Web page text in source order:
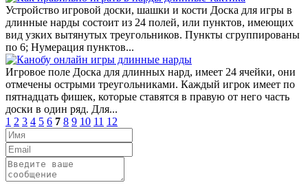
Устройство игровой доски, шашки и кости Доска для игры в
длинные нарды состоит из 24 полей, или пунктов, имеющих
вид узких вытянутых треугольников. Пункты сгруппированы
по 6; Нумерация пунктов...
Игровое поле Доска для длинных нард, имеет 24 ячейки, они
отмечены острыми треугольниками. Каждый игрок имеет по
пятнадцать фишек, которые ставятся в правую от него часть
доски в один ряд. Для...
1 2 3 4 5 6 7 8 9 10 11 12